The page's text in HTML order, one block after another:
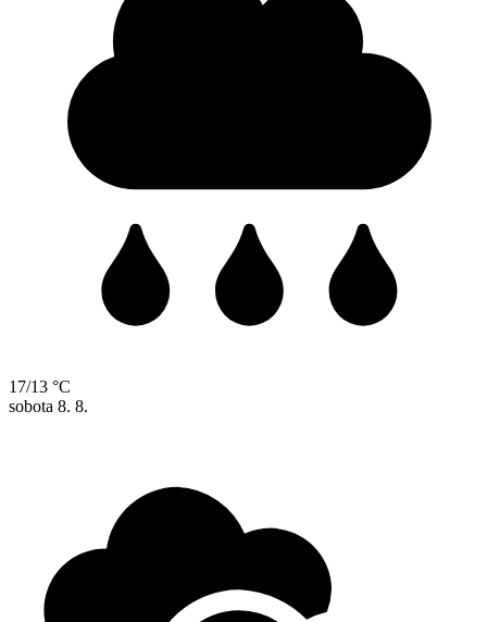
17/13 °C
sobota 8. 8.